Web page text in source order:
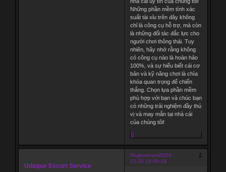
Những phần mềm tính xác
suất tài xỉu trên đây không
chỉ là công cụ hỗ trợ, mà còn
là những đối tác đắc lực cho
người chơi thông thái. Tuy
nhiên, hãy nhớ rằng không
có công cụ nào là hoàn hảo
100%, và sự hiểu biết cái cơ
bản và kỹ năng chơi là chìa
khóa quan trọng để chiến
thắng. Chọn lựa phần mềm
phù hợp với bạn và chúc bạn
có những trải nghiệm đầy thú
vị và may mắn tại nhà cái
của chúng tôi!
0
Поделиться 2
2023-
12-20 10:08:19
Udaipur Escort Service